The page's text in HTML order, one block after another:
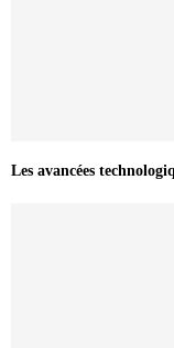
Les avancées